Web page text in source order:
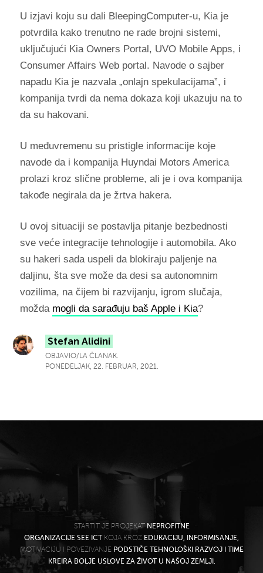
U izjavi koju su dali BleepingComputer-u, Kia je
potvrdila kako trenutno ne rade brojni sistemi,
uključujući Kia Owners Portal, UVO Mobile Apps, i
Consumer Affairs Web portal. Navode o sajber
napadu Kia je nazvala „onlajn spekulacijama”, i
kompanija tvrdi da nema dokaza koji ukazuju na to
da su hakovani.
U međuvremenu su pristigle informacije koje
navode da i kompanija Huyndai Motors America
prolazi kroz slične probleme, ali je i ova kompanija
takođe negirala da je žrtva hakera.
U ovoj situaciji se postavlja pitanje bezbednosti
sve veće integracije tehnologije i automobila. Ako
su hakeri sada uspeli da blokiraju paljenje na
daljinu, šta sve može da desi sa autonomnim
vozilima, na čijem bi razvijanju, igrom slučaja,
možda mogli da sarađuju baš Apple i Kia?
Stefan Alidini
OBJAVIO/LA ČLANAK.
PONEDELJAK, 22. FEBRUAR, 2021.
STARTIT JE PROJEKATNEPROFITNE
ORGANIZACIJE SEE ICTKOJA KROZ EDUKACIJU, INFORMISANJE,
MOTIVACIJU I POVEZIVANJE PODSTIČE TEHNOLOŠKI RAZVOJ I TIME
KREIRA BOLJE USLOVE ZA ŽIVOT U NAŠOJ ZEMLJI.